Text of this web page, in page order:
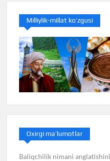
Milliylik-millat ko’zgusi
Oxirgi ma’lumotlar
Baliqchilik nimani